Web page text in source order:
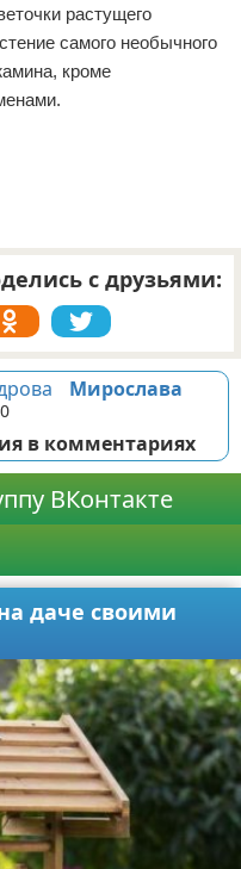
растущего
самого необычного
кроме
с друзьями:
Мирослава
в комментариях
ВКонтакте
даче своими